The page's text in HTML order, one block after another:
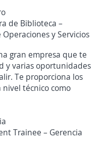
de Biblioteca –
y Servicios
gran empresa que te
y varias oportunidades
Te proporciona los
nivel técnico como
Trainee – Gerencia